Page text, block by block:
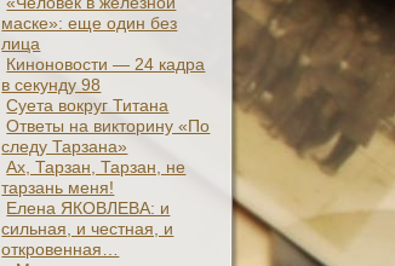
маске»: еще один без
лица
Киноновости — 24 кадра
в секунду 98
Суета вокруг Титана
Ответы на викторину «По
следу Тарзана»
Ах, Тарзан, Тарзан, не
тарзань меня!
Елена ЯКОВЛЕВА: и
сильная, и честная, и
откровенная…